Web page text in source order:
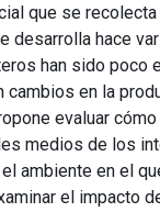
que se
hace
han sido
en la
evaluar
medios de los
ambiente en el
el impacto